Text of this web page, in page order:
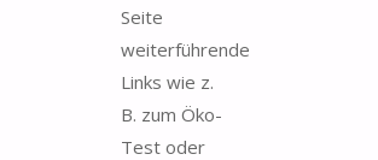
Seite
weiterführende
Links wie z.
B. zum Öko-
Test oder